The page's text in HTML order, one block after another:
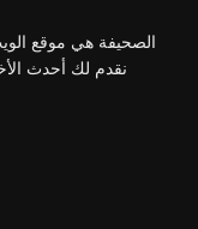
الصحيفة هي موقع
نقدم لك أحدث